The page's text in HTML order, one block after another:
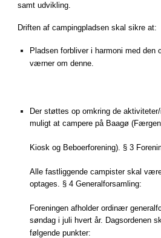
samt udvikling.
Driften af campingpladsen skal sikre at:
Pladsen forbliver i harmoni med den
værner om denne.
Der støttes op omkring de
muligt at campere på Baagø
Kiosk og Beboerforening). § 3
Alle fastliggende campister skal
optages. § 4 Generalforsamling:
Foreningen afholder ordinær
søndag i juli hvert år. Dagsordenen
følgende punkter: